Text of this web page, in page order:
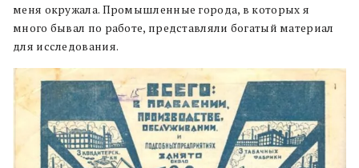
меня окружала. Промышленные города, в которых я
много бывал по работе, представляли богатый материал
для исследования.